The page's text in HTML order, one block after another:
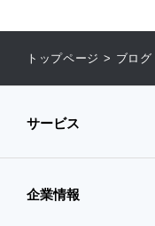
トップページ > ブログ
サービス
- サービスTOP
企業情報